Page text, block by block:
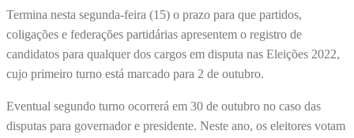
Termina nesta segunda-feira (15) o prazo para que partidos,
coligações e federações partidárias apresentem o registro de
candidatos para qualquer dos cargos em disputa nas Eleições 2022,
cujo primeiro turno está marcado para 2 de outubro.
Eventual segundo turno ocorrerá em 30 de outubro no caso das
disputas para governador e presidente. Neste ano, os eleitores votam